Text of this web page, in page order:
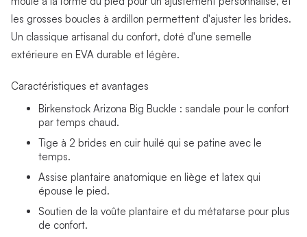
les grosses boucles à ardillon permettent d'ajuster les brides.
Un classique artisanal du confort, doté d'une semelle
extérieure en EVA durable et légère.
Caractéristiques et avantages
Birkenstock Arizona Big Buckle : sandale pour le confort
par temps chaud.
Tige à 2 brides en cuir huilé qui se patine avec le
temps.
Assise plantaire anatomique en liège et latex qui
épouse le pied.
Soutien de la voûte plantaire et du métatarse pour plus
de confort.